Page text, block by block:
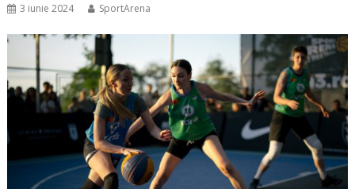
3 iunie 2024 SportArena